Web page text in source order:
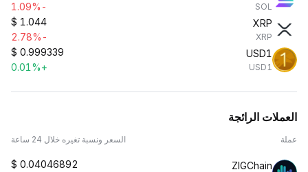
SOL
-1.09%
XRP
XRP
$ 1.044
-2.78%
USD1
USD1
$ 0.999339
+0.01%
العملات الرائجة
عملة السعر ونسبة تغيره خلال 24 ساعة
ZIGChain
$ 0.04046892